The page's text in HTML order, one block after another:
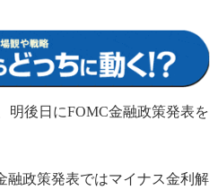
明後日にFOMC金融政策発表を
融政策発表ではマイナス金利解